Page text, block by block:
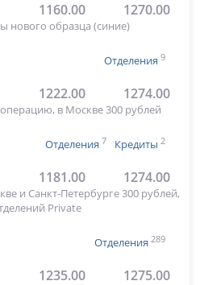
1160.00 1270.00
нового образца (синие)
Отделения 9
1222.00 1274.00
в Москве 300 рублей
Отделения 7 Кредиты 2
1181.00 1274.00
и Санкт-Петербурге 300 рублей,
Private
Отделения 289
1235.00 1275.00